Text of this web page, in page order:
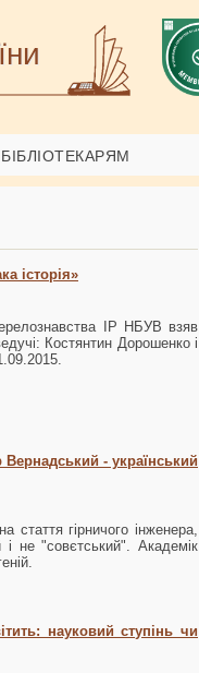
БІБЛІОТЕКАРЯМ
історія»
ІР НБУВ взяв
Костянтин Дорошенко і
- український
стаття гірничого інженера,
не "совєтський". Академік
науковий ступінь чи